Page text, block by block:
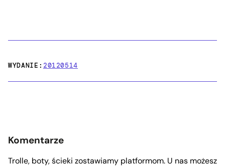
WYDANIE:20120514
Komentarze
Trolle, boty, ścieki zostawiamy platformom. U nas możesz